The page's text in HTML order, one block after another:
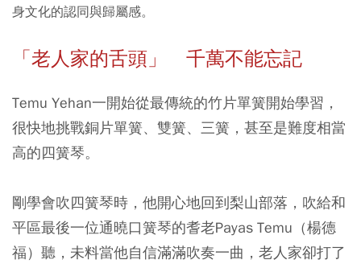
身文化的認同與歸屬感。
「老人家的舌頭」 千萬不能忘記
Temu Yehan一開始從最傳統的竹片單簧開始學習，
很快地挑戰銅片單簧、雙簧、三簧，甚至是難度相當
高的四簧琴。
剛學會吹四簧琴時，他開心地回到梨山部落，吹給和
平區最後一位通曉口簧琴的耆老Payas Temu（楊德
福）聽，未料當他自信滿滿吹奏一曲，老人家卻打了